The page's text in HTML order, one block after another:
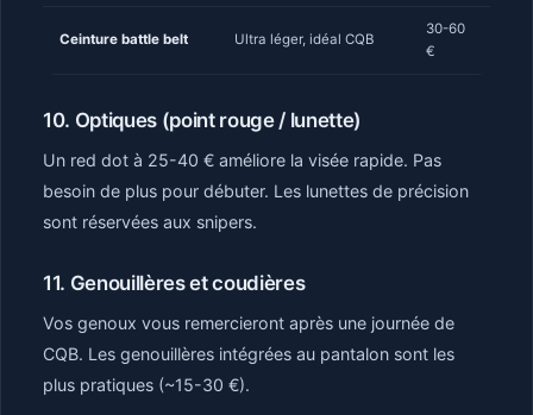
Ceinture battle belt Ultra léger, idéal CQB
30-60
€
10. Optiques (point rouge / lunette)
Un red dot à 25-40 € améliore la visée rapide. Pas
besoin de plus pour débuter. Les lunettes de précision
sont réservées aux snipers.
11. Genouillères et coudières
Vos genoux vous remercieront après une journée de
CQB. Les genouillères intégrées au pantalon sont les
plus pratiques (~15-30 €).